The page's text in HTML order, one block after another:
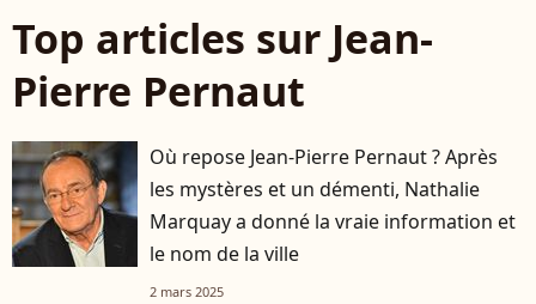
Top articles sur Jean-
Pierre Pernaut
Où repose Jean-Pierre Pernaut ? Après
les mystères et un démenti, Nathalie
Marquay a donné la vraie information et
le nom de la ville
2 mars 2025